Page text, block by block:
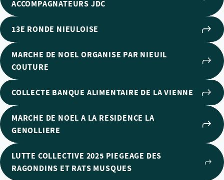
ACCOMPAGNATEURS JDC
13E RONDE NIEULOISE
MARCHE DE NOEL ORGANISE PAR NIEUIL
COUTURE
COLLECTE BANQUE ALIMENTAIRE DE LA VIENNE
MARCHE DE NOEL A LA RESIDENCE LA
GENOLLIERE
LUTTE COLLECTIVE 2025 PIEGEAGE DES
RAGONDINS ET RATS MUSQUES